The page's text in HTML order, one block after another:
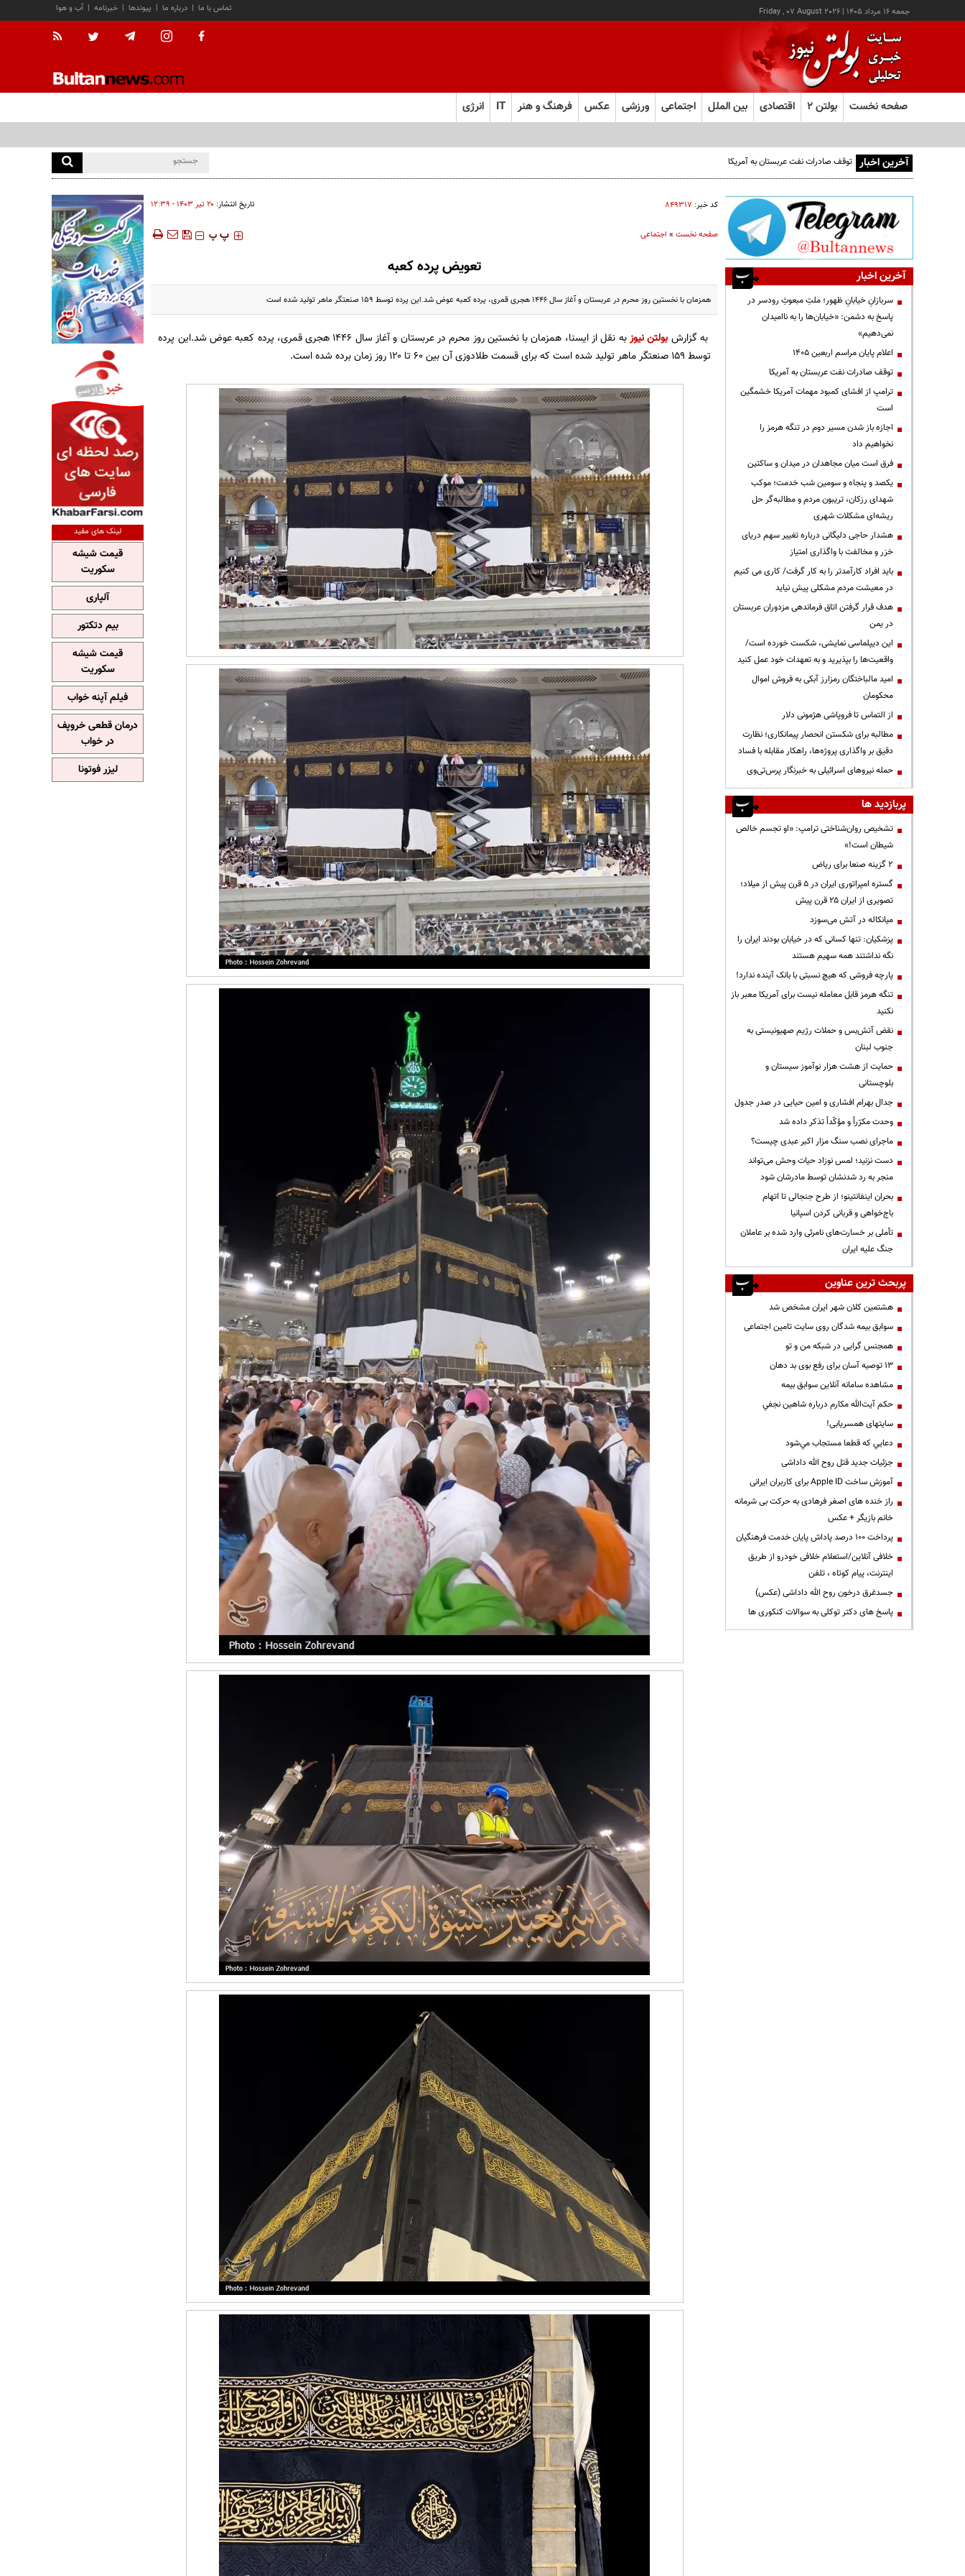
جمعه ۱۶ مرداد ۱۴۰۵ |
Friday , 07 August 2026 آب و هوا | خبرنامه | پیوندها | درباره ما | تماس با ما
صفحه نخست بولتن ۲ اقتصادی بین الملل اجتماعی ورزشی عکس فرهنگ و هنر IT انرژی
آخرین اخبار توقف صادرات نفت عربستان به آمریکا
کد خبر: ۸۴۹۳۱۷ تاریخ انتشار: ۲۰ تير ۱۴۰۳ - ۱۲:۳۹
صفحه نخست» اجتماعی ‍‍‍ پ پ
تعویض پرده کعبه
همزمان با نخستین روز محرم در عربستان و آغاز سال ۱۴۴۶ هجری قمری، پرده کعبه عوض شد.این پرده توسط ۱۵۹ صنعتگر ماهر تولید شده است
به گزارش بولتن نیوز
به نقل از ایسنا، همزمان با نخستین روز محرم در عربستان و آغاز سال ۱۴۴۶ هجری قمری، پرده کعبه عوض شد.این پرده
توسط ۱۵۹ صنعتگر ماهر تولید شده است که برای قسمت طلادوزی آن بین ۶۰ تا ۱۲۰ روز زمان برده شده است.
آخرین اخبار
سربازانِ خیابانِ ظهور؛ ملتِ مبعوثِ رودسر در
پاسخ به دشمن: «خیابان‌ها را به ناامیدان
نمی‌دهیم»
اعلام پایان مراسم اربعین ۱۴۰۵
توقف صادرات نفت عربستان به آمریکا
ترامپ از افشای کمبود مهمات آمریکا خشمگین
است
اجازه باز شدن مسیر دوم در تنگه هرمز را
نخواهیم داد
فرق است میان مجاهدان در میدان و ساکتین
یکصد و پنجاه و سومین شب خدمت؛ موکب
شهدای رزکان، تریبون مردم و مطالبه‌گر حل
ریشه‌ای مشکلات شهری
هشدار حاجی دلیگانی درباره تغییر سهم دریای
خزر و مخالفت با واگذاری امتیاز
باید افراد کارآمدتر را به کار گرفت/ کاری می کنیم
در معیشت مردم مشکلی پیش نیاید
هدف قرار گرفتن اتاق‌ فرماندهی مزدوران عربستان
در یمن
این دیپلماسی نمایشی، شکست خورده است/
واقعیت‌ها را بپذیرید و به تعهدات خود عمل کنید
امید مالباختگان رمزارز آبکی به فروش اموال
محکومان
از التماس تا فروپاشی هژمونی دلار
مطالبه برای شکستن انحصار پیمانکاری؛ نظارت
دقیق بر واگذاری پروژه‌ها، راهکار مقابله با فساد
حمله نیروهای اسرائیلی به خبرنگار پرس‌تی‌وی
پربازدید ها
تشخیص روان‌شناختی ترامپ: «او تجسم خالص
شیطان است!»
۲ گزینه صنعا برای ریاض
گستره امپراتوری ایران در ۵ قرن پیش از میلاد؛
تصویری از ایران ۲۵ قرن پیش
میانکاله در آتش می‌سوزد
پزشکیان: تنها کسانی که در خیابان بودند ایران را
نگه نداشتند همه سهیم هستند
پارچه فروشی که هیچ نسبتی با بانک آینده ندارد!
تنگه هرمز قابل معامله نیست برای آمریکا معبر باز
نکنید
نقض آتش‌بس و حملات رژیم صهیونیستی به
جنوب لبنان
حمایت از هشت هزار نوآموز سیستان و
بلوچستانی
جدال بهرام افشاری و امین حیایی در صدر جدول
وحدت مکرّراً و مؤکّداً تذکر داده شد
ماجرای نصب سنگ مزار اکبر عبدی چیست؟
دست نزنید؛ لمس نوزاد حیات وحش می‌تواند
منجر به رد شدنشان توسط مادرشان شود
بحران اینفانتینو؛ از طرح جنجالی تا اتهام
باج‌خواهی و قربانی کردن اسپانیا
تأملی بر خسارت‌های نامرئی وارد شده بر عاملان
جنگ علیه ایران
پربحث ترین عناوین
هشتمین کلان شهر ایران مشخص شد
سوابق بیمه شدگان روی سایت تامین اجتماعی
همجنس گرایی در شبکه من و تو
13 توصیه آسان برای رفع بوی بد دهان
مشاهده سامانه آنلاين سوابق بیمه
حكم آيت‌الله مكارم درباره شاهين نجفي
سایتهای همسریابی!
دعايي كه قطعا مستجاب مي‌شود
جزئیات جدید قتل روح الله داداشی
آموزش ساخت Apple ID برای کاربران ایرانی
راز خنده های اصغر فرهادی به حرکت بی شرمانه
خانم بازیگر + عکس
پرداخت ۱۰۰ درصد پاداش پایان خدمت فرهنگیان
خلافی آنلاین/استعلام خلافی خودرو از طریق
اینترنت، پیام کوتاه ، تلفن
جسدغرق درخون روح الله داداشی (عکس)
پاسخ های دکتر توکلی به سوالات کنکوری ها
لینک های مفید
قیمت شیشه
سکوریت
آلپاری
بیم دتکتور
قیمت شیشه
سکوریت
فیلم آپنه خواب
درمان قطعی خروپف
در خواب
لیزر فوتونا